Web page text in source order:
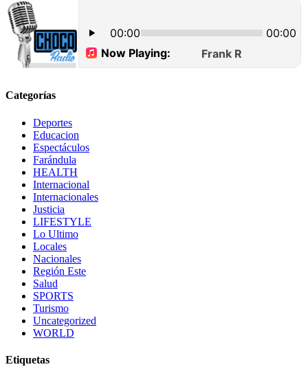
Categorías
Deportes
Educacion
Espectáculos
Farándula
HEALTH
Internacional
Internacionales
Justicia
LIFESTYLE
Lo Ultimo
Locales
Nacionales
Región Este
Salud
SPORTS
Turismo
Uncategorized
WORLD
Etiquetas